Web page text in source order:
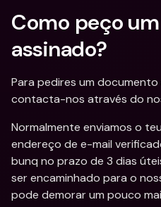
Como peço
assinado?
Para pedires um
contacta-nos através do
Normalmente enviamos o
endereço de e-mail
bunq no prazo de 3 dias
ser encaminhado para o
pode demorar um pouco